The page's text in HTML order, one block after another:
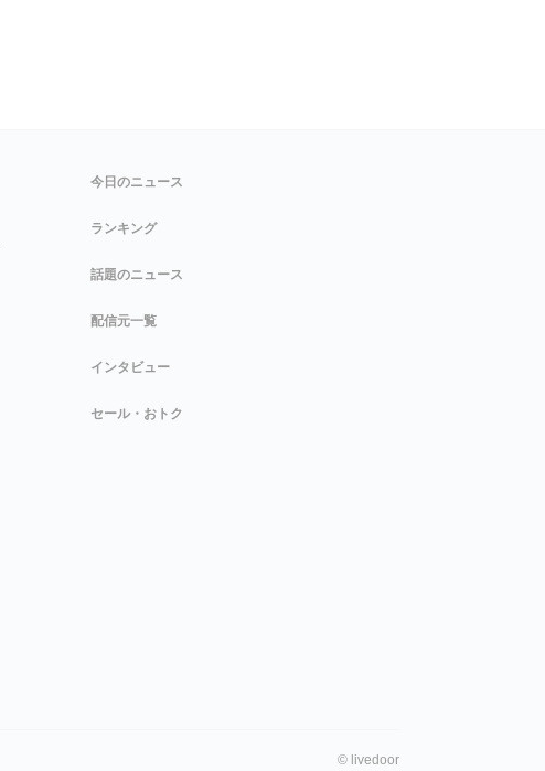
今日のニュース
ランキング
話題のニュース
配信元一覧
インタビュー
セール・おトク
© livedoor